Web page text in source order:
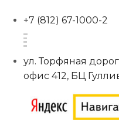
+7 (812) 67-1000-2
ул. Торфяная
офис 412, БЦ